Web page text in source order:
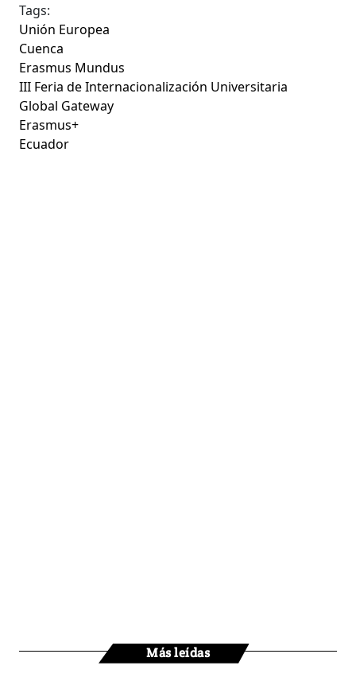
Tags:
Unión Europea
Cuenca
Erasmus Mundus
III Feria de Internacionalización Universitaria
Global Gateway
Erasmus+
Ecuador
Más leídas